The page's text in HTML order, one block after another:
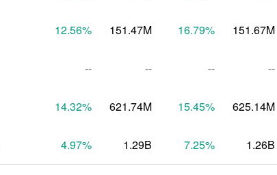
12.56% 151.47M 16.79% 151.67M
-- -- -- --
14.32% 621.74M 15.45% 625.14M
4.97% 1.29B 7.25% 1.26B